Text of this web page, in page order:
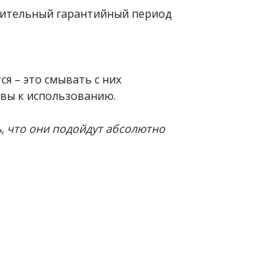
гарантийный период
– это смывать с них
к использованию.
что они подойдут абсолютно